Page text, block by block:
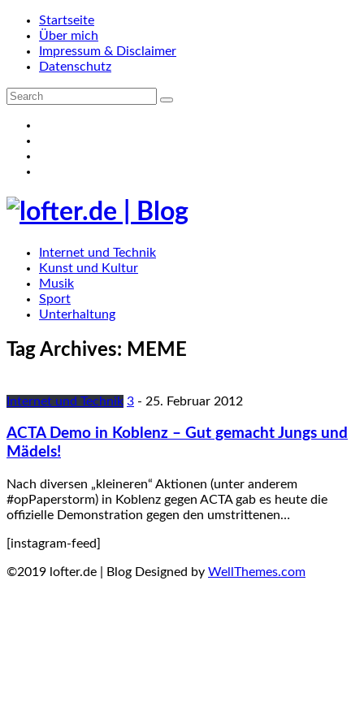
Startseite
Über mich
Impressum & Disclaimer
Datenschutz
Internet und Technik
Kunst und Kultur
Musik
Sport
Unterhaltung
Tag Archives: MEME
Internet und Technik 3 - 25. Februar 2012
ACTA Demo in Koblenz – Gut gemacht Jungs und
Mädels!
Nach diversen „kleineren“ Aktionen (unter anderem
#opPaperstorm) in Koblenz gegen ACTA gab es heute die
offizielle Demonstration gegen den umstrittenen…
[instagram-feed]
©2019 lofter.de | Blog Designed by WellThemes.com